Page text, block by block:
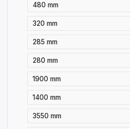
480 mm
320 mm
285 mm
280 mm
1900 mm
1400 mm
3550 mm